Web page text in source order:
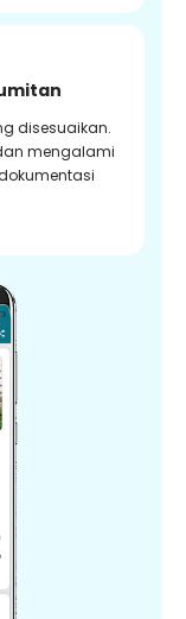
disesuaikan.
mengalami